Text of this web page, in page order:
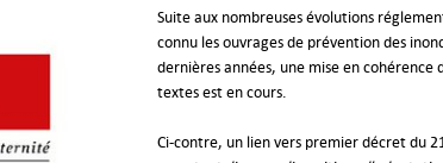
Suite aux nombreuses évolutions
connu les ouvrages de prévention des
dernières années, une mise en cohérence
textes est en cours.
Ci-contre, un lien vers premier décret du